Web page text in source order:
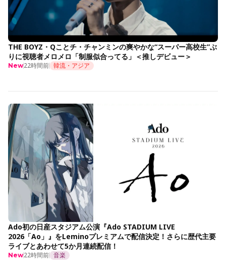
THE BOYZ・Qことチ・チャンミンの爽やかな“スーパー高校生”ぶ
りに視聴者メロメロ「制服似合ってる」＜推しデビュー＞
New22時間前 韓流・アジア
Ado初の日産スタジアム公演『Ado STADIUM LIVE
2026「Ao」』をLeminoプレミアムで配信決定！さらに歴代主要
ライブとあわせて5か月連続配信！
New22時間前 音楽